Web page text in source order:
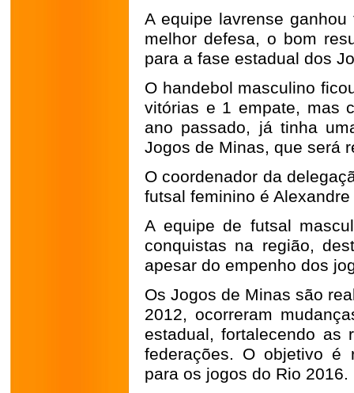
A equipe lavrense
melhor defesa, o bom
para a fase estadual dos
O handebol masculino
vitórias e 1 empate, mas
ano passado, já tinha
Jogos de Minas, que será
O coordenador da
futsal feminino é
A equipe de futsal
conquistas na região,
apesar do empenho dos
Os Jogos de Minas são
2012, ocorreram
estadual, fortalecendo as
federações. O objetivo é
para os jogos do Rio 2016.